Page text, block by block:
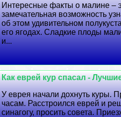
Интересные факты о малине –
замечательная возможность
об этом удивительном
его ягодах. Сладкие плоды
и...
Как еврей кур спасал -
У еврея начали дохнуть куры.
часам. Расстроился еврей и
синагогу, просить совета.